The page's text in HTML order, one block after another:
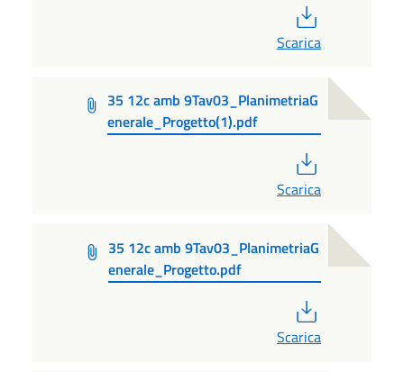
Scarica
35 12c amb 9Tav03_PlanimetriaG
enerale_Progetto(1).pdf
Scarica
35 12c amb 9Tav03_PlanimetriaG
enerale_Progetto.pdf
Scarica